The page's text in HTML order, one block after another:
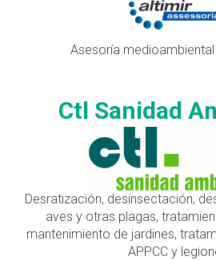
Asesoría
Ctl Sanidad
Desratización, desinsectación,
aves y otras plagas,
mantenimiento de jardines,
APPCC y